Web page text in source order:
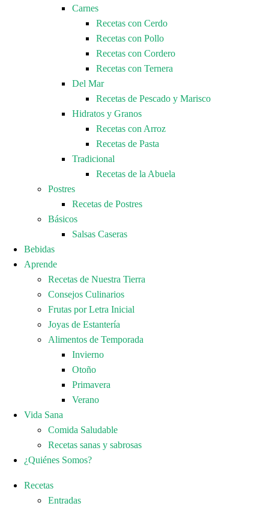
Carnes
Recetas con Cerdo
Recetas con Pollo
Recetas con Cordero
Recetas con Ternera
Del Mar
Recetas de Pescado y Marisco
Hidratos y Granos
Recetas con Arroz
Recetas de Pasta
Tradicional
Recetas de la Abuela
Postres
Recetas de Postres
Básicos
Salsas Caseras
Bebidas
Aprende
Recetas de Nuestra Tierra
Consejos Culinarios
Frutas por Letra Inicial
Joyas de Estantería
Alimentos de Temporada
Invierno
Otoño
Primavera
Verano
Vida Sana
Comida Saludable
Recetas sanas y sabrosas
¿Quiénes Somos?
Recetas
Entradas